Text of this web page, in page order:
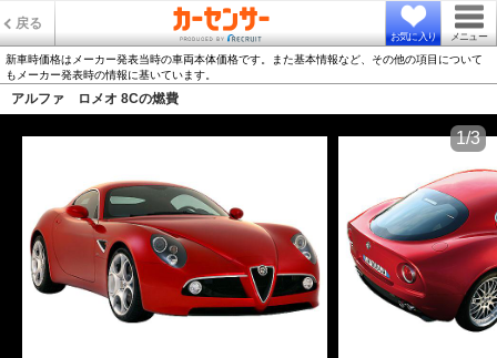
戻る
お気に入り メニュー
新車時価格はメーカー発表当時の車両本体価格です。また基本情報など、その他の項目について
もメーカー発表時の情報に基いています。
アルファ ロメオ 8Cの燃費
1/3